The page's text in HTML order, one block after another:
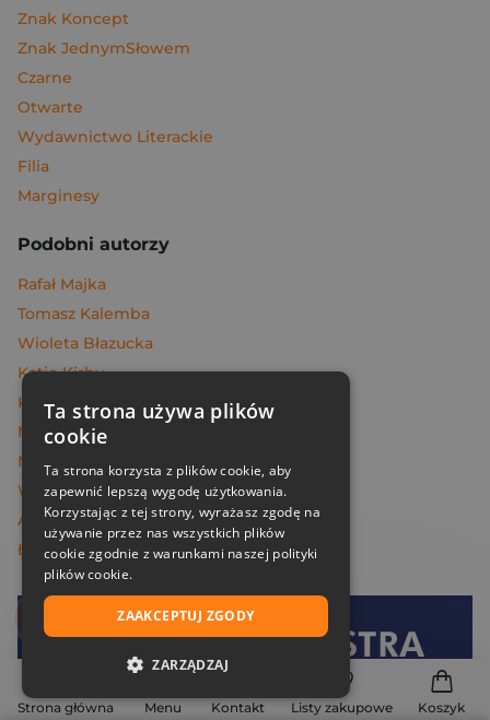
Strona główna Menu Kontakt Listy zakupowe Koszyk
Znak Koncept
Znak JednymSłowem
Czarne
Otwarte
Wydawnictwo Literackie
Filia
Marginesy
Podobni autorzy
Rafał Majka
Tomasz Kalemba
Wioleta Błazucka
Katie Kirby
Katarzyna Michalak
Marek Maruszczak
Melissa Da Costa
Węcowski Marek
Andrzej Maleszka
Łukasz Müller
Dołącz doZnak
i oszczędzaj na dostawie!
Ta strona używa plików
cookie
Ta strona korzysta z plików cookie, aby
zapewnić lepszą wygodę użytkowania.
Korzystając z tej strony, wyrażasz zgodę na
używanie przez nas wszystkich plików
cookie zgodnie z warunkami naszej polityki
plików cookie.
ZAAKCEPTUJ ZGODY
ZARZĄDZAJ
NIEZBĘDNE